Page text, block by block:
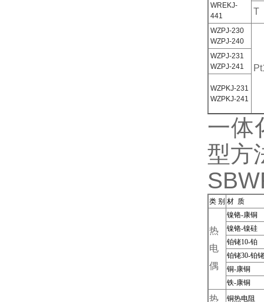
WREKJ-
441
T
WZPJ-230
WZPJ-240
WZPJ-231
WZPJ-241
WZPKJ-231
WZPKJ-241
一体
型方
类 别 材 质
热
电
偶
镍铬-康铜
镍铬-镍硅
铂铑10-铂
铂铑30-铂
铜-康铜
铁-康铜
热 铜热电阻